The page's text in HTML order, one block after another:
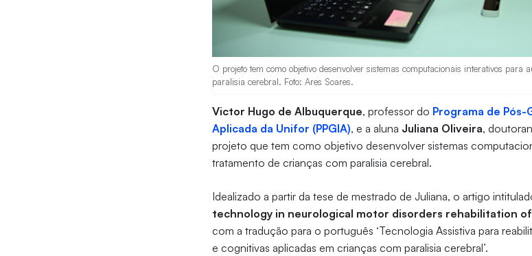
O projeto tem como objetivo desenvolver sistemas computacionais interativos para
paralisia cerebral. Foto: Ares Soares.
Victor Hugo de Albuquerque, professor do Programa de
Aplicada da Unifor (PPGIA), e a aluna Juliana Oliveira,
projeto que tem como objetivo desenvolver sistemas
tratamento de crianças com paralisia cerebral.
Idealizado a partir da tese de mestrado de Juliana, o artigo
technology in neurological motor disorders rehabilitation
com a tradução para o português ‘Tecnologia Assistiva para
e cognitivas aplicadas em crianças com paralisia cerebral’.